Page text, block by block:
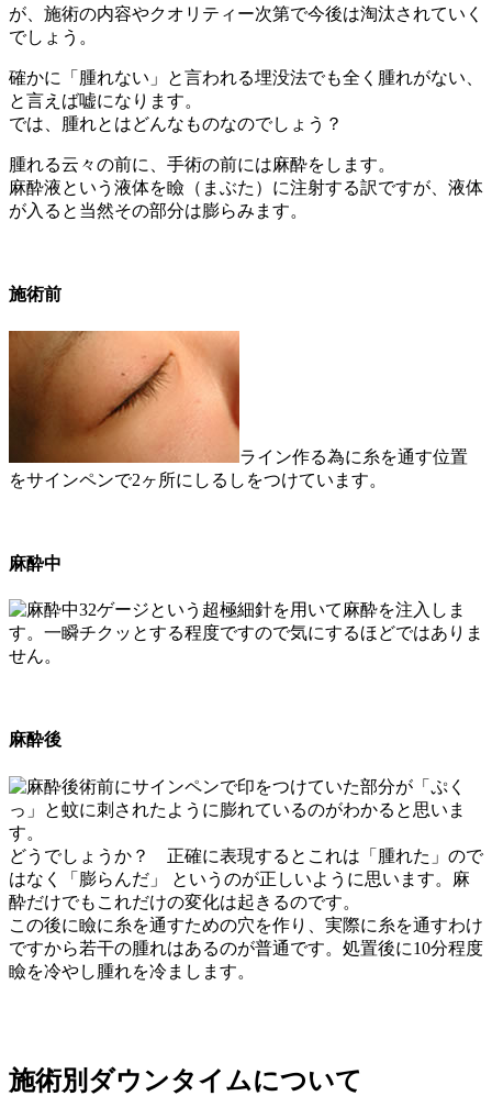
が、施術の内容やクオリティー次第で今後は淘汰されていく
でしょう。
確かに「腫れない」と言われる埋没法でも全く腫れがない、
と言えば嘘になります。
では、腫れとはどんなものなのでしょう？
腫れる云々の前に、手術の前には麻酔をします。
麻酔液という液体を瞼（まぶた）に注射する訳ですが、液体
が入ると当然その部分は膨らみます。
施術前
ライン作る為に糸を通す位置
をサインペンで2ヶ所にしるしをつけています。
麻酔中
32ゲージという超極細針を用いて麻酔を注入しま
す。一瞬チクッとする程度ですので気にするほどではありま
せん。
麻酔後
術前にサインペンで印をつけていた部分が「ぷく
っ」と蚊に刺されたように膨れているのがわかると思いま
す。
どうでしょうか？ 正確に表現するとこれは「腫れた」ので
はなく「膨らんだ」 というのが正しいように思います。麻
酔だけでもこれだけの変化は起きるのです。
この後に瞼に糸を通すための穴を作り、実際に糸を通すわけ
ですから若干の腫れはあるのが普通です。処置後に10分程度
瞼を冷やし腫れを冷まします。
施術別ダウンタイムについて